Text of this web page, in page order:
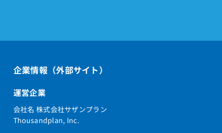
企業情報（外部サイト）
運営企業
会社名 株式会社サザンプラン
Thousandplan, Inc.